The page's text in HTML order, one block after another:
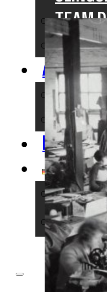
TEAM
ABOUT
NERDS
IMPACT
BLOG